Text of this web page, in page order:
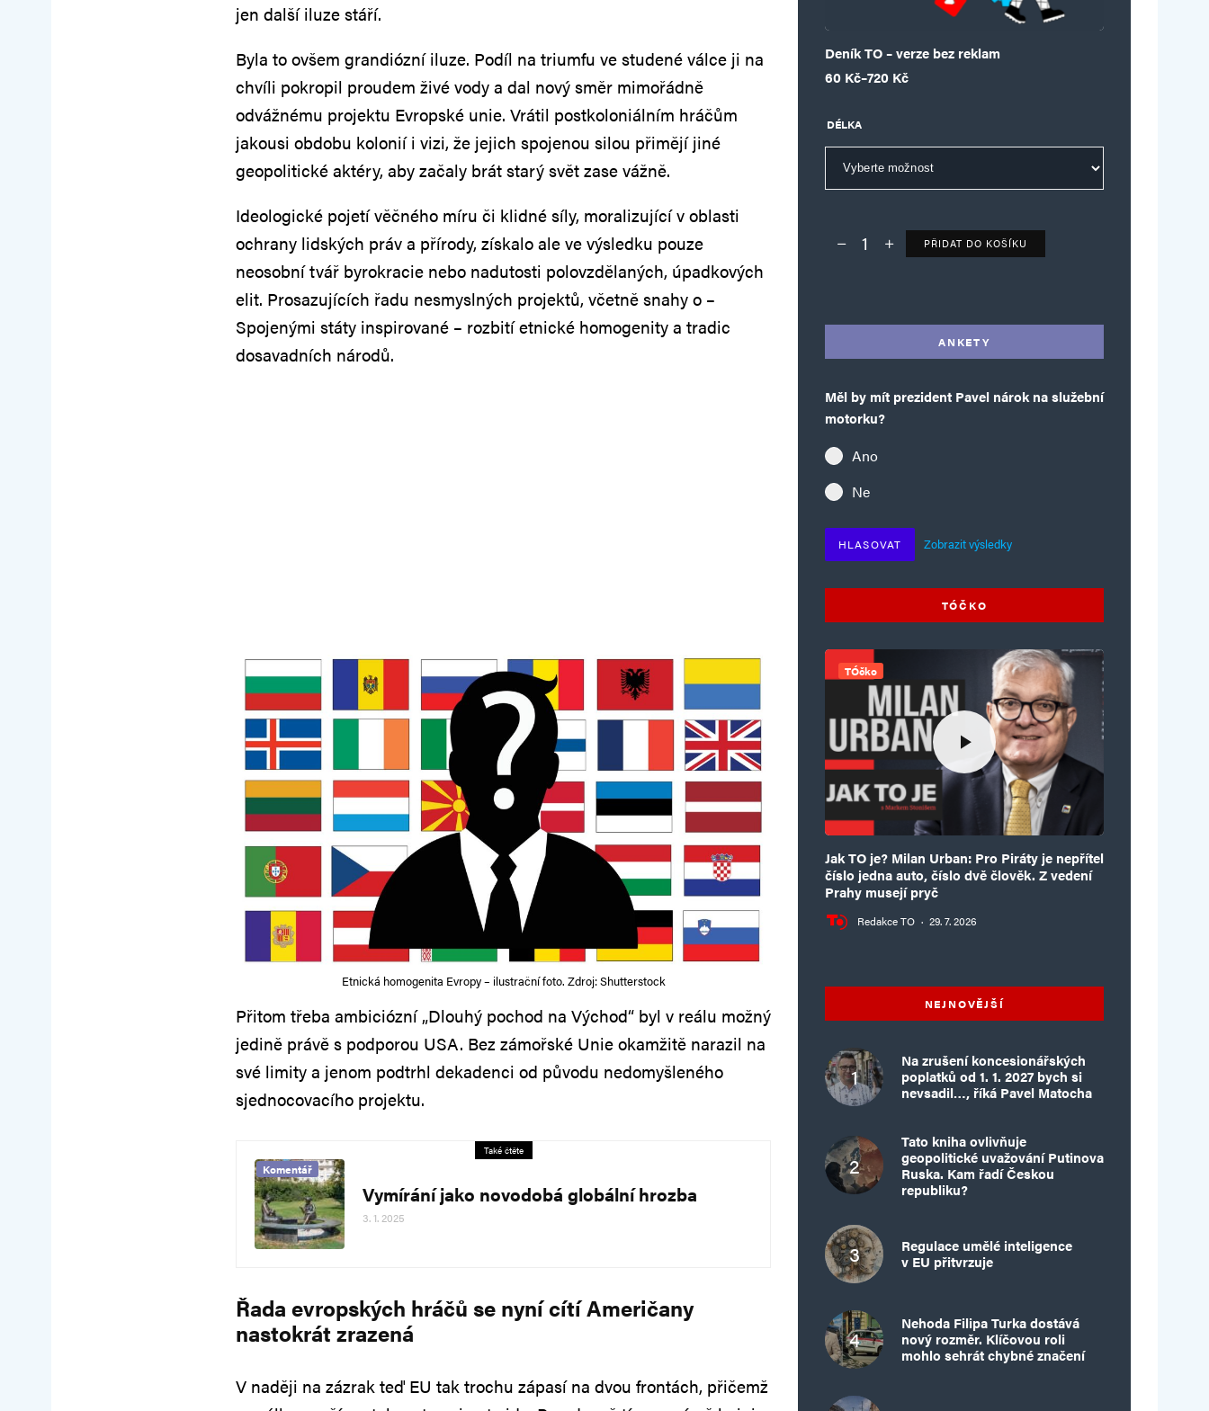
jen další iluze stáří.
Byla to ovšem grandiózní iluze. Podíl na triumfu ve studené válce ji na
chvíli pokropil proudem živé vody a dal nový směr mimořádně
odvážnému projektu Evropské unie. Vrátil postkoloniálním hráčům
jakousi obdobu kolonií i vizi, že jejich spojenou silou přimějí jiné
geopolitické aktéry, aby začaly brát starý svět zase vážně.
Ideologické pojetí věčného míru či klidné síly, moralizující v oblasti
ochrany lidských práv a přírody, získalo ale ve výsledku pouze
neosobní tvář byrokracie nebo nadutosti polovzdělaných, úpadkových
elit. Prosazujících řadu nesmyslných projektů, včetně snahy o –
Spojenými státy inspirované – rozbití etnické homogenity a tradic
dosavadních národů.
Etnická homogenita Evropy – ilustrační foto. Zdroj: Shutterstock
Přitom třeba ambiciózní „Dlouhý pochod na Východ“ byl v reálu možný
jedině právě s podporou USA. Bez zámořské Unie okamžitě narazil na
své limity a jenom podtrhl dekadenci od původu nedomyšleného
sjednocovacího projektu.
Také čtěte
Komentář
Vymírání jako novodobá globální hrozba
3. 1. 2025
Řada evropských hráčů se nyní cítí Američany
nastokrát zrazená
V naději na zázrak teď EU tak trochu zápasí na dvou frontách, přičemž
Deník TO – verze bez reklam
60 Kč–720 Kč
Rozpětí cen: 60 Kč až 720 Kč
DÉLKA
Deník TO – verze bez reklam množství
PŘIDAT DO KOŠÍKU
ANKETY
Měl by mít prezident Pavel nárok na služební
motorku?
Ano
Ne
HLASOVAT Zobrazit výsledky
TÓČKO
TÓčko
Jak TO je? Milan Urban: Pro Piráty je nepřítel
číslo jedna auto, číslo dvě člověk. Z vedení
Prahy musejí pryč
Redakce TO · 29. 7. 2026
NEJNOVĚJŠÍ
Na zrušení koncesionářských
poplatků od 1. 1. 2027 bych si
nevsadil…, říká Pavel Matocha
Tato kniha ovlivňuje
geopolitické uvažování Putinova
Ruska. Kam řadí Českou
republiku?
Regulace umělé inteligence
v EU přitvrzuje
Nehoda Filipa Turka dostává
nový rozměr. Klíčovou roli
mohlo sehrát chybné značení